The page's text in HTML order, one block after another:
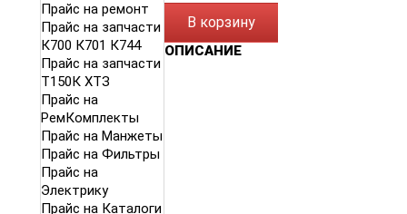
Прайс на ремонт
Прайс на запчасти
К700 К701 К744
Прайс на запчасти
Т150К ХТЗ
Прайс на
РемКомплекты
Прайс на Манжеты
Прайс на Фильтры
Прайс на
Электрику
Прайс на Каталоги
В корзину
ОПИСАНИЕ